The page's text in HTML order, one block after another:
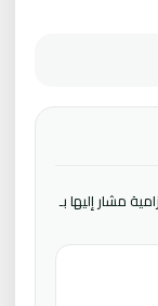
مشار إليها بـ